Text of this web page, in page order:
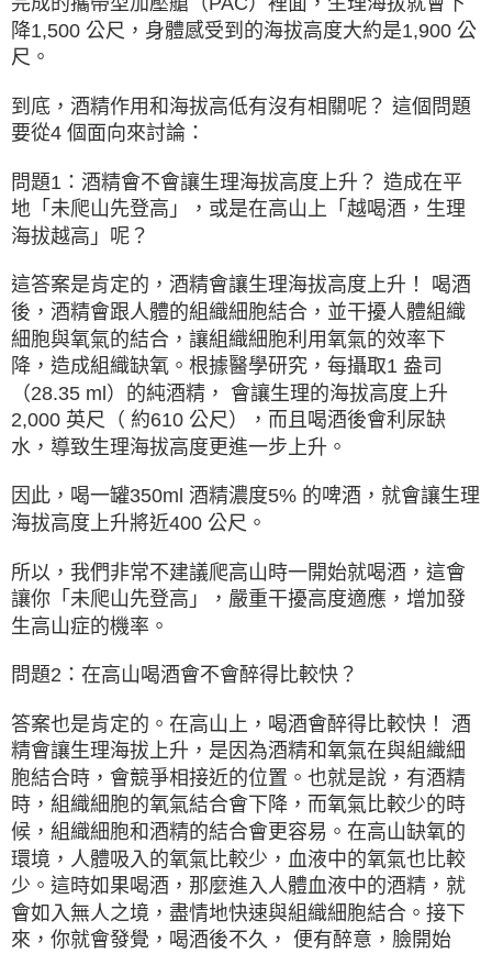
降1,500 公尺，身體感受到的海拔高度大約是1,900 公
尺。
到底，酒精作用和海拔高低有沒有相關呢？ 這個問題
要從4 個面向來討論：
問題1：酒精會不會讓生理海拔高度上升？ 造成在平
地「未爬山先登高」，或是在高山上「越喝酒，生理
海拔越高」呢？
這答案是肯定的，酒精會讓生理海拔高度上升！ 喝酒
後，酒精會跟人體的組織細胞結合，並干擾人體組織
細胞與氧氣的結合，讓組織細胞利用氧氣的效率下
降，造成組織缺氧。根據醫學研究，每攝取1 盎司
（28.35 ml）的純酒精， 會讓生理的海拔高度上升
2,000 英尺（ 約610 公尺），而且喝酒後會利尿缺
水，導致生理海拔高度更進一步上升。
因此，喝一罐350ml 酒精濃度5% 的啤酒，就會讓生理
海拔高度上升將近400 公尺。
所以，我們非常不建議爬高山時一開始就喝酒，這會
讓你「未爬山先登高」，嚴重干擾高度適應，增加發
生高山症的機率。
問題2：在高山喝酒會不會醉得比較快？
答案也是肯定的。在高山上，喝酒會醉得比較快！ 酒
精會讓生理海拔上升，是因為酒精和氧氣在與組織細
胞結合時，會競爭相接近的位置。也就是說，有酒精
時，組織細胞的氧氣結合會下降，而氧氣比較少的時
候，組織細胞和酒精的結合會更容易。在高山缺氧的
環境，人體吸入的氧氣比較少，血液中的氧氣也比較
少。這時如果喝酒，那麼進入人體血液中的酒精，就
會如入無人之境，盡情地快速與組織細胞結合。接下
來，你就會發覺，喝酒後不久， 便有醉意，臉開始